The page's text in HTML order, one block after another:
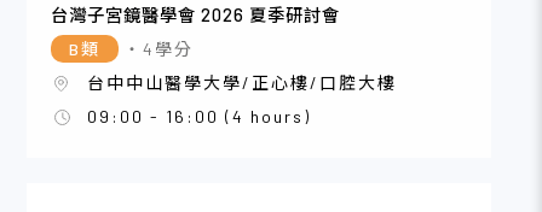
台灣子宮鏡醫學會 2026 夏季研討會
B類
・4學分
台中中山醫學大學/正心樓/口腔大樓
09:00 - 16:00 (4 hours)